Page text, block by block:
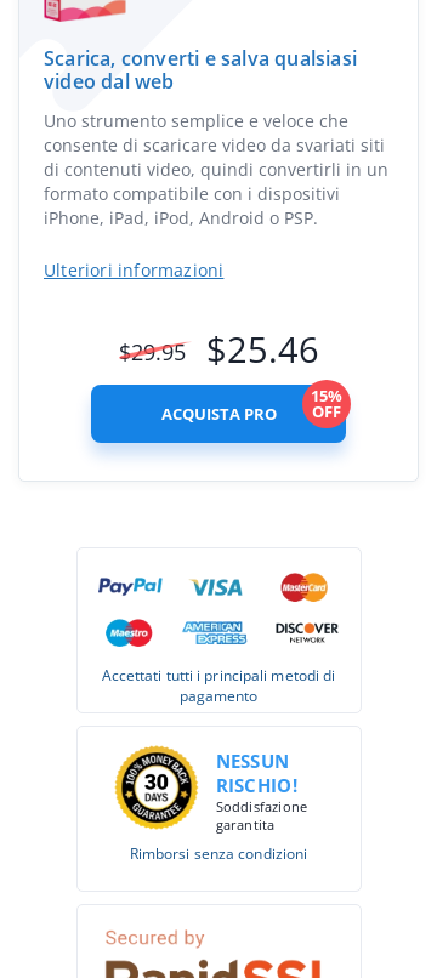
Scarica, converti e salva qualsiasi
video dal web
Uno strumento semplice e veloce che
consente di scaricare video da svariati siti
di contenuti video, quindi convertirli in un
formato compatibile con i dispositivi
iPhone, iPad, iPod, Android o PSP.
Ulteriori informazioni
$29.95 $25.46
ACQUISTA PRO
15%
OFF
Accettati tutti i principali metodi di
pagamento
NESSUN
RISCHIO!
Soddisfazione
garantita
Rimborsi senza condizioni